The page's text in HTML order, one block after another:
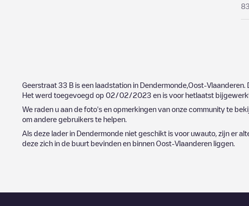
Geerstraat 33 B is een laadstation in Dendermonde Oost-Vlaanderen
Het werd toegevoegd op 02/02/2023 en is voor hetlaatst
We raden u aan de foto's en opmerkingen van onze community te
om andere gebruikers te helpen.
Als deze lader in Dendermonde niet geschikt is voor uwauto, zijn er
deze zich in de buurt bevinden en binnen Oost-Vlaanderen liggen.